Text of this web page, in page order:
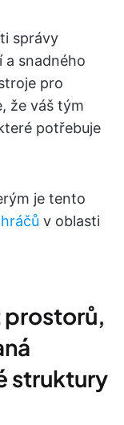
správy
a snadného
pro
že váš tým
potřebuje
je tento
v oblasti
prostorů,
struktury